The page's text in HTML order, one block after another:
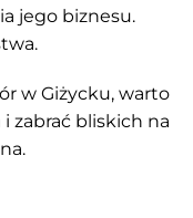
jego biznesu.
w Giżycku, warto
zabrać bliskich na